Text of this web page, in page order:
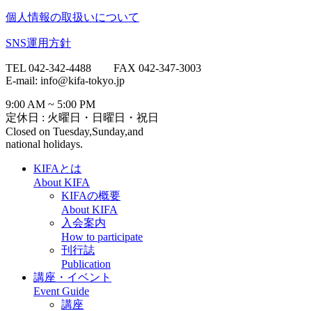
個人情報の取扱いについて
SNS運用方針
TEL 042-342-4488 FAX 042-347-3003
E-mail: info@kifa-tokyo.jp
9:00 AM ~ 5:00 PM
定休日 : 火曜日・日曜日・祝日
Closed on Tuesday,Sunday,and
national holidays.
KIFAとは
About KIFA
KIFAの概要
About KIFA
入会案内
How to participate
刊行誌
Publication
講座・イベント
Event Guide
講座